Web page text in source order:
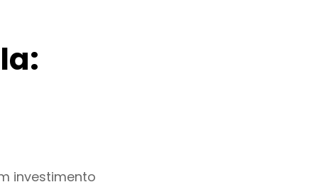
investimento